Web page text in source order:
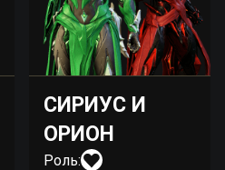
СИРИУС И
ОРИОН
Роль: